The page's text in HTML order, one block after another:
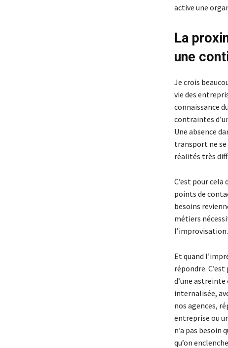
active une
La
une
Je crois
vie des
connaissance
contraintes
Une absence
transport ne se
réalités très
C’est pour
points de
besoins
métiers
l’improvisation.
Et quand
répondre.
d’une
internalisée,
nos agences,
entreprise ou
n’a pas besoin
qu’on